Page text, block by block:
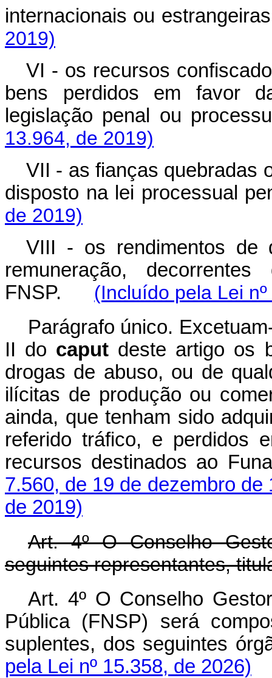
internacionais ou
2019)
VI - os recursos
bens perdidos em favor
legislação penal ou
13.964, de 2019)
VII - as fianças quebradas
disposto na lei
de 2019)
VIII - os rendimentos de
remuneração,
FNSP. (Incluído pela Lei
Parágrafo único.
II do caput deste artigo os
drogas de abuso, ou de
ilícitas de produção ou
ainda, que tenham sido
referido tráfico, e perdidos
recursos destinados ao
7.560, de 19 de dezembro de
de 2019)
Art. 4º O Conselho
seguintes representantes,
Art. 4º O Conselho
Pública (FNSP) será
suplentes, dos seguintes
pela Lei nº 15.358, de 2026)